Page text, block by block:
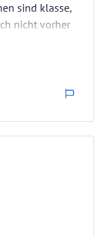
sind klasse,
nicht vorher